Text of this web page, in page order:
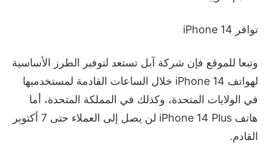
توافر iPhone 14
وتبعا للموقع فإن شركة آبل تستعد لتوفير الطرز الأساسية
لهواتف iPhone 14 خلال الساعات القادمة لمستخدميها
في الولايات المتحدة، وكذلك في المملكة المتحدة، أما
هاتف iPhone 14 Plus لن يصل إلى العملاء حتى 7 أكتوبر
القادم.